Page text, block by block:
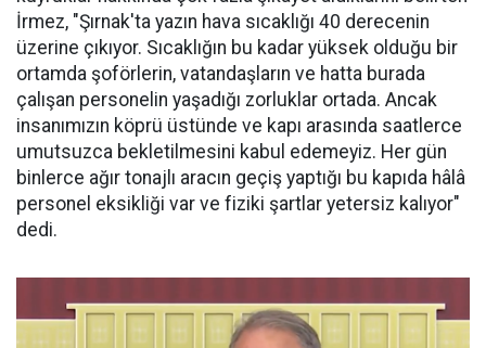
İrmez, "Şırnak'ta yazın hava sıcaklığı 40 derecenin
üzerine çıkıyor. Sıcaklığın bu kadar yüksek olduğu bir
ortamda şoförlerin, vatandaşların ve hatta burada
çalışan personelin yaşadığı zorluklar ortada. Ancak
insanımızın köprü üstünde ve kapı arasında saatlerce
umutsuzca bekletilmesini kabul edemeyiz. Her gün
binlerce ağır tonajlı aracın geçiş yaptığı bu kapıda hâlâ
personel eksikliği var ve fiziki şartlar yetersiz kalıyor"
dedi.